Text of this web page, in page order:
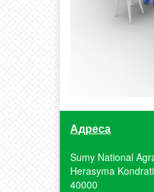
Адреса
Sumy National
Herasyma
40000